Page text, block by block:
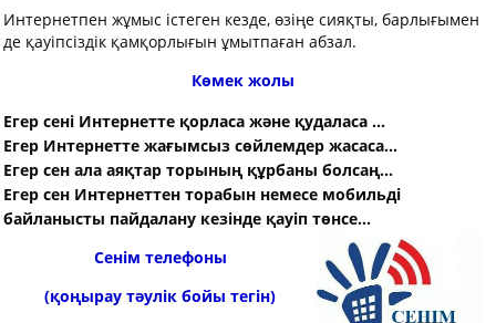
Интернетпен жұмыс істеген кезде, өзіңе сияқты, барлығымен
де қауіпсіздік қамқорлығын ұмытпаған абзал.
Көмек жолы
Егер сені Интернетте қорласа және қудаласа ...
Егер Интернетте жағымсыз сөйлемдер жасаса...
Егер сен ала аяқтар торының құрбаны болсаң...
Егер сен Интернеттен торабын немесе мобильді
байланысты пайдалану кезінде қауіп төнсе...
Сенім телефоны
(қоңырау тәулік бойы тегін)